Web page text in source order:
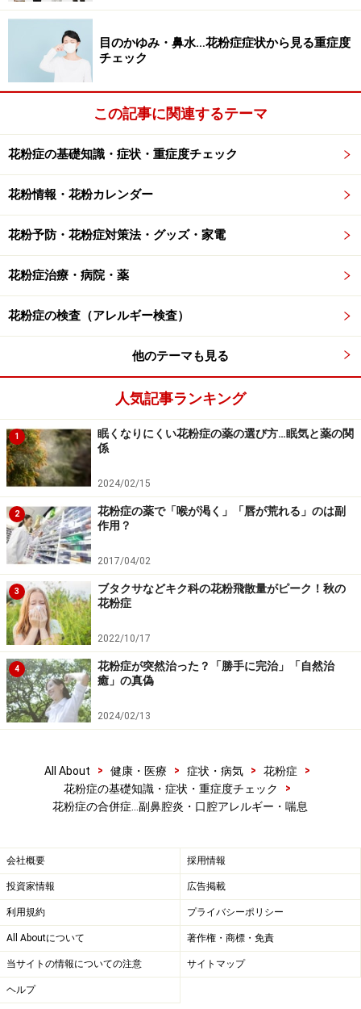
鼻づまりが原因であったり、アレルギーの体質（IL-5な
どのサイトカインの影響）が原因であると言われていま
す。
さらに、海外では雷雨ぜんそくの原因は花粉と言われて
います。詳しくは「海外では死亡者も…雷雨ぜんそくの
花粉症の対策・治療法に関しては、「自分でできる花粉
症対策」や「花粉症の治療
※記事内容は執筆時点のものです。最新の内容をご確認くださ
い。
※当サイトにおける医師・医療従事者等による情報の提供は、診
断・治療行為ではありません。診断・治療を必要とする方は、適
のではありません。当サイトで提供する情報に基づいて被ったい
目のかゆみ・鼻水…花粉症症状から見る重症度
チェック
この記事に関連するテーマ
花粉症の基礎知識・症状・重症度チェック
花粉情報・花粉カレンダー
花粉予防・花粉症対策法・グッズ・家電
花粉症治療・病院・薬
花粉症の検査（アレルギー検査）
他のテーマも見る
人気記事ランキング
1
眠くなりにくい花粉症の薬の選び方…眠気と薬の関
係
2024/02/15
2
花粉症の薬で「喉が渇く」「唇が荒れる」のは副
作用？
2017/04/02
3
ブタクサなどキク科の花粉飛散量がピーク！秋の
花粉症
2022/10/17
4
花粉症が突然治った？「勝手に完治」「自然治
癒」の真偽
2024/02/13
All About > 健康・医療 > 症状・病気 > 花粉症
>
花粉症の基礎知識・症状・重症度チェック
>
花粉症の合併症…副鼻腔炎・口腔アレルギー・喘息
会社概要 採用情報
投資家情報 広告掲載
利用規約 プライバシーポリシー
All Aboutについて 著作権・商標・免責
当サイトの情報についての注意 サイトマップ
ヘルプ